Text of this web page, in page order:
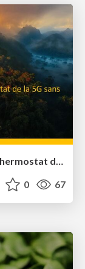
Aidons notre planète en baissant le thermostat de la 5G sans gripper le réseau
0 67